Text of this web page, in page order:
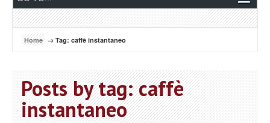
Home → Tag: caffè instantaneo
Posts by tag: caffè
instantaneo